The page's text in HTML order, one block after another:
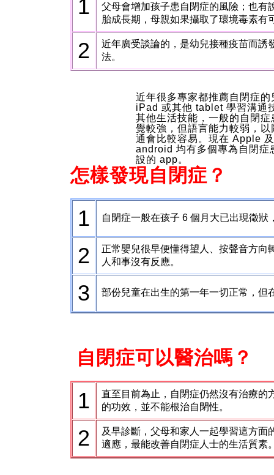
1
父母會增加孩子患自閉症的風險；也有
胎成長期，母親如果攝取了環境毒素有
2
近年廣受談論的，是幼兒接種疫苗而誘
法。
近年很多專家都推薦自閉症的
iPad 或其他 tablet 學習溝通
其他生活技能，一般的自閉症
覺較強，但語言能力較弱，以
通會比較容易。現在 Apple 及
android 均有多個專為自閉症
設的 app。
怎樣發現自閉症？
1 自閉症一般在孩子 6 個月大已出現徵狀
2
正常嬰兒很早便懂得望人、按聲音方向
人和事沒有反應。
3 部份兒童在出生的第一年一切正常，但
自閉症可以醫治嗎？
1
直至目前為止，自閉症仍然沒有治療的
的功效，並不能根治自閉性。
2
及早診斷，父母和家人一起學習這方
適應，最能改善自閉症人士的生活質素